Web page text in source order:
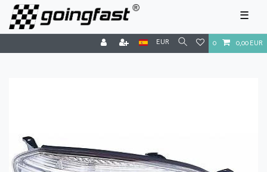
☰
EUR 0 0,00 EUR